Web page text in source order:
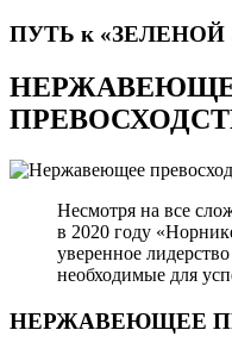
ПУТЬ к «ЗЕЛЕНОЙ
Несмотря на все
в 2020 году
уверенное
необходимые для
НЕРЖАВЕЮЩЕЕ